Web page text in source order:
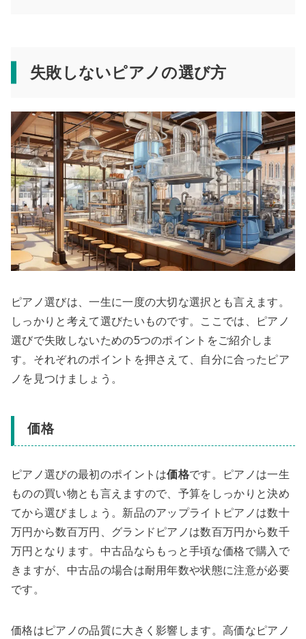
失敗しないピアノの選び方
ピアノ選びは、一生に一度の大切な選択とも言えます。
しっかりと考えて選びたいものです。ここでは、ピアノ
選びで失敗しないための5つのポイントをご紹介しま
す。それぞれのポイントを押さえて、自分に合ったピア
ノを見つけましょう。
価格
ピアノ選びの最初のポイントは価格です。ピアノは一生
ものの買い物とも言えますので、予算をしっかりと決め
てから選びましょう。新品のアップライトピアノは数十
万円から数百万円、グランドピアノは数百万円から数千
万円となります。中古品ならもっと手頃な価格で購入で
きますが、中古品の場合は耐用年数や状態に注意が必要
です。
価格はピアノの品質に大きく影響します。高価なピアノ